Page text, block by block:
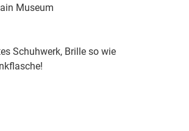
Museum
Schuhwerk, Brille so wie